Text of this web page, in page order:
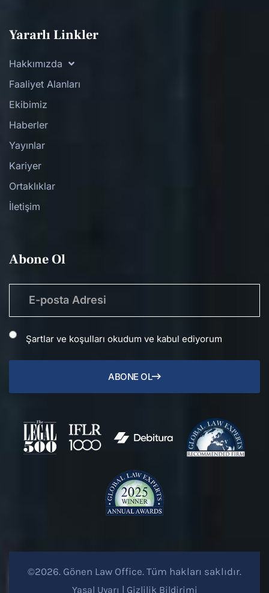
Yararlı Linkler
Hakkımızda
Faaliyet Alanları
Ekibimiz
Haberler
Yayınlar
Kariyer
Ortaklıklar
İletişim
Abone Ol
Şartlar ve koşulları okudum ve kabul ediyorum
ABONE OL
©2026. Gönen Law Office. Tüm hakları saklıdır.
Yasal Uyarı | Gizlilik Bildirimi